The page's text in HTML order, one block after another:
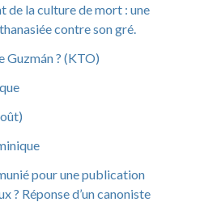
de la culture de mort : une
contre son gré.
Guzmán ? (KTO)
pour une publication
? Réponse d’un canoniste